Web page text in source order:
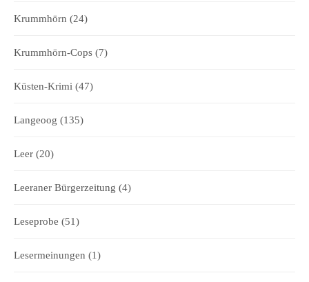
Krummhörn (24)
Krummhörn-Cops (7)
Küsten-Krimi (47)
Langeoog (135)
Leer (20)
Leeraner Bürgerzeitung (4)
Leseprobe (51)
Lesermeinungen (1)